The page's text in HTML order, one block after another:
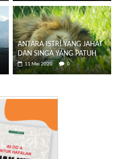
ANTARA ISTRI YANG JAHAT
DAN SINGA YANG PATUH
11 Mei 2020 0